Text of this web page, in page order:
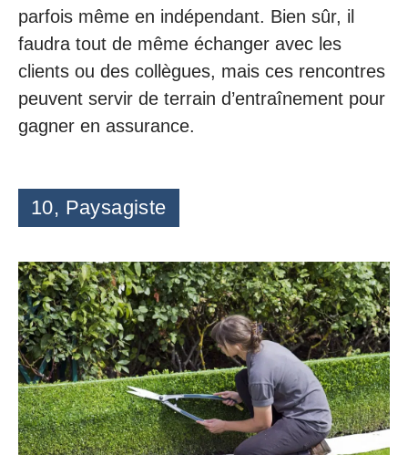
parfois même en indépendant. Bien sûr, il
faudra tout de même échanger avec les
clients ou des collègues, mais ces rencontres
peuvent servir de terrain d’entraînement pour
gagner en assurance.
10, Paysagiste